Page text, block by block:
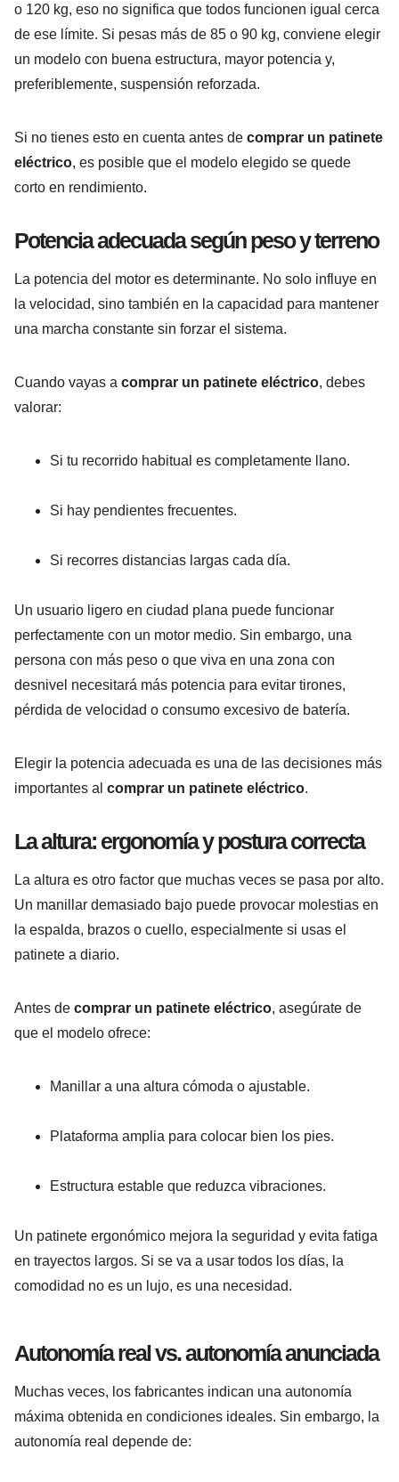
o 120 kg, eso no significa que todos funcionen igual cerca
de ese límite. Si pesas más de 85 o 90 kg, conviene elegir
un modelo con buena estructura, mayor potencia y,
preferiblemente, suspensión reforzada.
Si no tienes esto en cuenta antes de comprar un patinete
eléctrico, es posible que el modelo elegido se quede
corto en rendimiento.
Potencia adecuada según peso y terreno
La potencia del motor es determinante. No solo influye en
la velocidad, sino también en la capacidad para mantener
una marcha constante sin forzar el sistema.
Cuando vayas a comprar un patinete eléctrico, debes
valorar:
Si tu recorrido habitual es completamente llano.
Si hay pendientes frecuentes.
Si recorres distancias largas cada día.
Un usuario ligero en ciudad plana puede funcionar
perfectamente con un motor medio. Sin embargo, una
persona con más peso o que viva en una zona con
desnivel necesitará más potencia para evitar tirones,
pérdida de velocidad o consumo excesivo de batería.
Elegir la potencia adecuada es una de las decisiones más
importantes al comprar un patinete eléctrico.
La altura: ergonomía y postura correcta
La altura es otro factor que muchas veces se pasa por alto.
Un manillar demasiado bajo puede provocar molestias en
la espalda, brazos o cuello, especialmente si usas el
patinete a diario.
Antes de comprar un patinete eléctrico, asegúrate de
que el modelo ofrece:
Manillar a una altura cómoda o ajustable.
Plataforma amplia para colocar bien los pies.
Estructura estable que reduzca vibraciones.
Un patinete ergonómico mejora la seguridad y evita fatiga
en trayectos largos. Si se va a usar todos los días, la
comodidad no es un lujo, es una necesidad.
Autonomía real vs. autonomía anunciada
Muchas veces, los fabricantes indican una autonomía
máxima obtenida en condiciones ideales. Sin embargo, la
autonomía real depende de: